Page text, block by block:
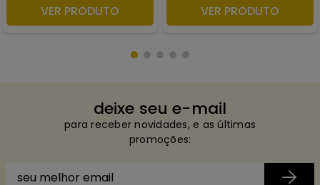
ADICIONAR À SACOLA
VER PRODUTO ADICIONAR À SACOLA
VER PRODUTO
deixe seu e-mail
para receber novidades, e as últimas
promoções: